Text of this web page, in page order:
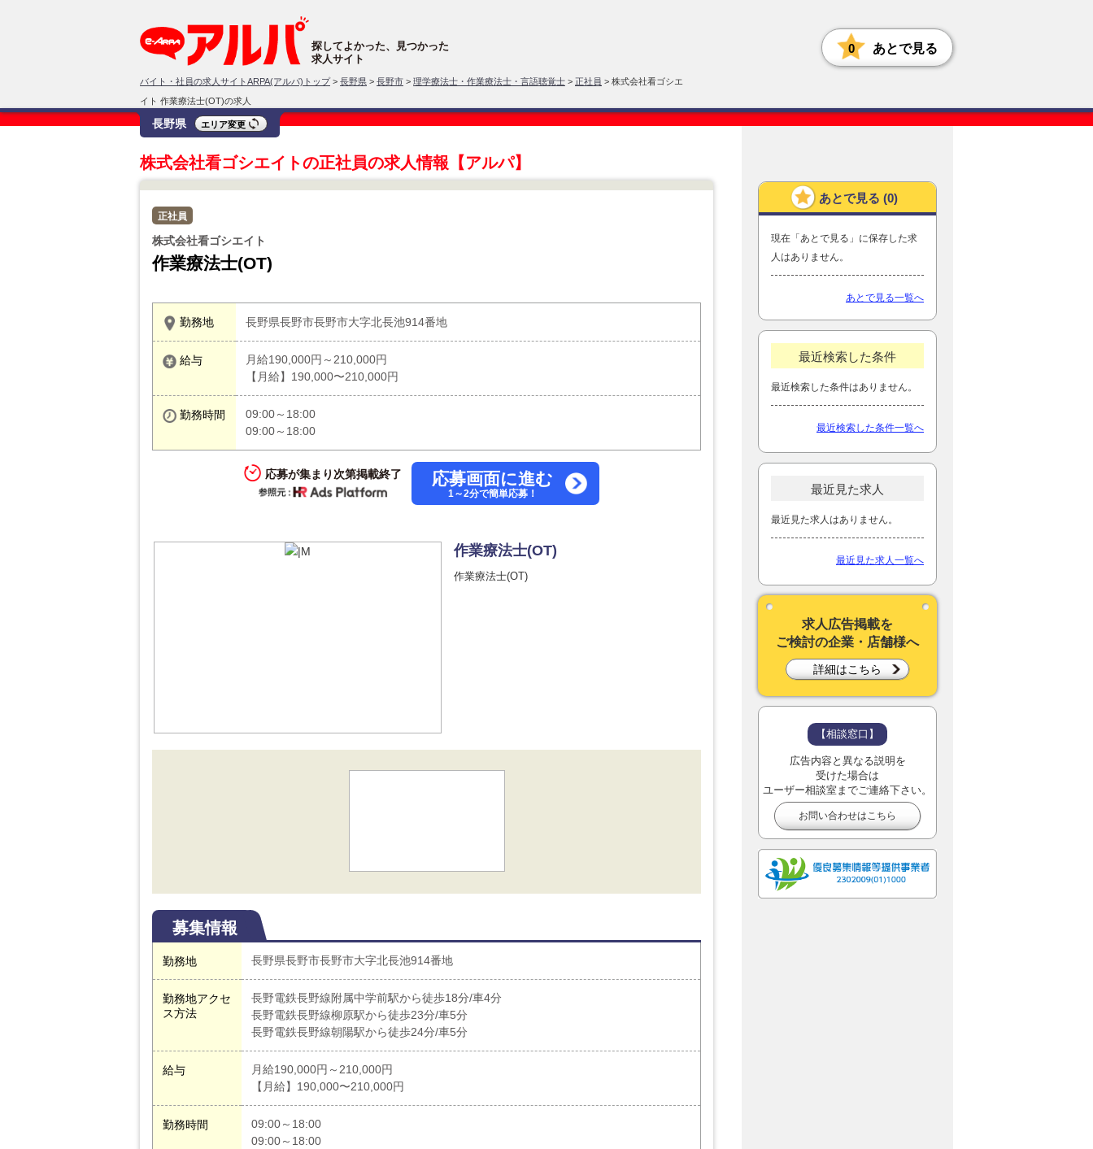
探してよかった、見つかった
求人サイト
バイト・社員の求人サイトARPA(アルパ)トップ > 長野県 > 長野市 > 理学療法士・作業療法士・言語聴覚士 > 正社員 > 株式会社看ゴシエ
イト 作業療法士(OT)の求人
0 あとで見る
長野県 エリア変更
株式会社看ゴシエイトの正社員の求人情報【アルパ】
正社員
株式会社看ゴシエイト
作業療法士(OT)
勤務地 長野県長野市長野市大字北長池914番地
給与
月給190,000円～210,000円
【月給】190,000〜210,000円
勤務時間
09:00～18:00
09:00～18:00
応募が集まり次第掲載終了 応募画面に進む
1～2分で簡単応募！
作業療法士(OT)
作業療法士(OT)
募集情報
勤務地 長野県長野市長野市大字北長池914番地
勤務地アクセ
ス方法
長野電鉄長野線附属中学前駅から徒歩18分/車4分
長野電鉄長野線柳原駅から徒歩23分/車5分
長野電鉄長野線朝陽駅から徒歩24分/車5分
給与
月給190,000円～210,000円
【月給】190,000〜210,000円
勤務時間
09:00～18:00
09:00～18:00
あとで見る (0)
現在「あとで見る」に保存した求
人はありません。
あとで見る一覧へ
最近検索した条件
最近検索した条件はありません。
最近検索した条件一覧へ
最近見た求人
最近見た求人はありません。
最近見た求人一覧へ
求人広告掲載を
ご検討の企業・店舗様へ
詳細はこちら
【相談窓口】
広告内容と異なる説明を
受けた場合は
ユーザー相談室までご連絡下さい。
お問い合わせはこちら